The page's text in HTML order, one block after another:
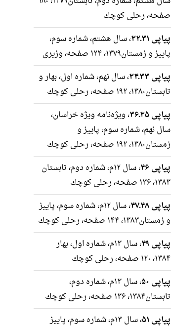
صفحه، رحلى كوچك
پیاپی ۳۱ـ۳۲
، سال هشتم، شماره سوم،
پاییز و زمستان۱۳۷۹، ۱۲۴ صفحه، وزيرى
پیاپی ۳۳ـ۳۴
، سال نهم، شماره اول، بهار و
تابستان۱۳۸۰، ۱۹۲ صفحه، رحلى كوچك
پیاپی ۳۵ـ۳۶
، ویژه‌نامه ویژه خراسان،
سال نهم، شماره سوم، پاییز و
زمستان۱۳۸۰، ۱۹۲ صفحه، رحلى كوچك
پیاپی ۴۶
، سال ۱۲م، شماره دوم، تابستان
۱۳۸۳، ۱۳۶ صفحه، رحلى كوچك
پیاپی ۴۸ـ۴۷
، سال ۱۲م، شماره سوم، پاییز
و زمستان۱۳۸۳، ۱۴۴ صفحه، رحلى كوچك
پیاپی ۴۹
، سال ۱۳م، شماره اول، بهار
۱۳۸۴، ۱۲۰ صفحه، رحلى كوچك
پیاپی ۵۰
، سال ۱۳م، شماره دوم،
تابستان۱۳۸۴، ۱۳۶ صفحه، رحلى كوچك
پیاپی ۵۱
، سال ۱۳م، شماره سوم، پاییز